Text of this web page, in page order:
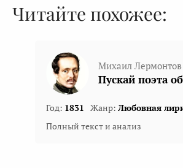
Читайте похожее:
Михаил Лермонтов
Пускай поэта
Год: 1831 Жанр: Любовная
Полный текст и анализ